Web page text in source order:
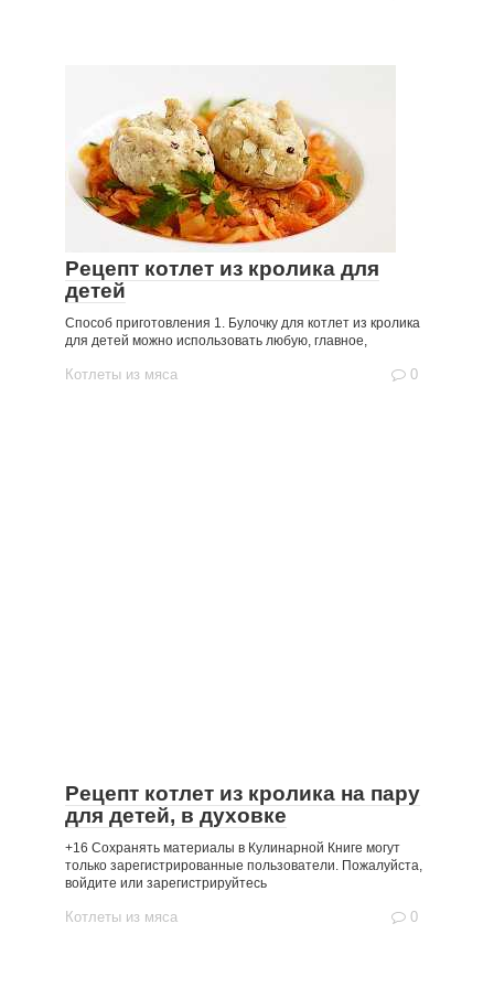
Рецепт котлет из кролика для
детей
Способ приготовления 1. Булочку для котлет из кролика
для детей можно использовать любую, главное,
Котлеты из мяса 0
Рецепт котлет из кролика на пару
для детей, в духовке
+16 Сохранять материалы в Кулинарной Книге могут
только зарегистрированные пользователи. Пожалуйста,
войдите или зарегистрируйтесь
Котлеты из мяса 0